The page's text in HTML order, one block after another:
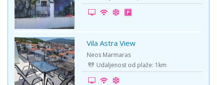
-5% Vila Astra View
Neos Marmaras
Udaljenost od plaže: 1km